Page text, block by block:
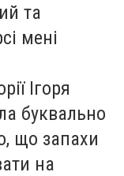
та
мені
Ігоря
буквально
що запахи
на